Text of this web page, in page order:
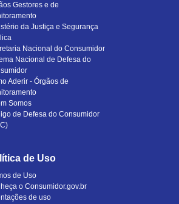
Gestores e de
da Justiça e Segurança
Nacional do Consumidor
Nacional de Defesa do
Aderir - Órgãos de
Somos
de Defesa do Consumidor
de Uso
de Uso
o Consumidor.gov.br
de uso